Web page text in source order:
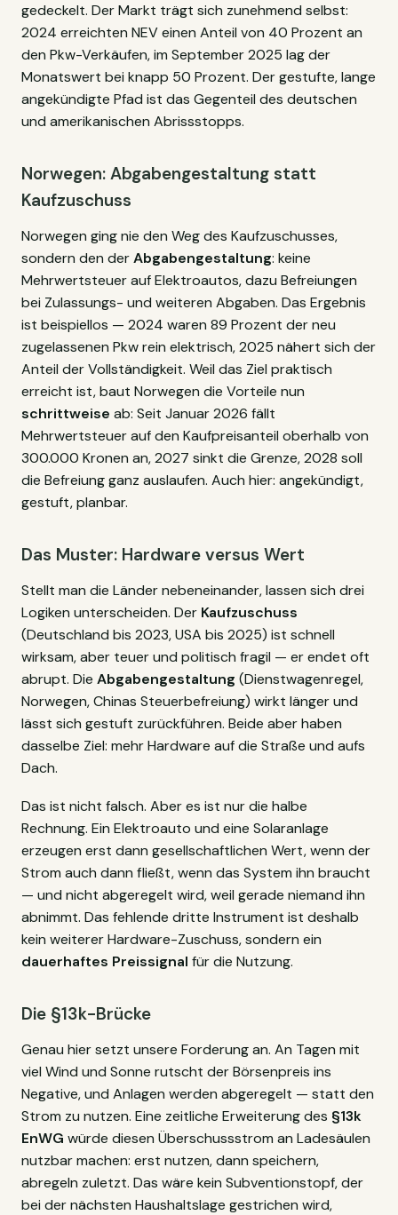
gedeckelt. Der Markt trägt sich zunehmend selbst:
2024 erreichten NEV einen Anteil von 40 Prozent an
den Pkw-Verkäufen, im September 2025 lag der
Monatswert bei knapp 50 Prozent. Der gestufte, lange
angekündigte Pfad ist das Gegenteil des deutschen
und amerikanischen Abrissstopps.
Norwegen: Abgabengestaltung statt
Kaufzuschuss
Norwegen ging nie den Weg des Kaufzuschusses,
sondern den derAbgabengestaltung: keine
Mehrwertsteuer auf Elektroautos, dazu Befreiungen
bei Zulassungs- und weiteren Abgaben. Das Ergebnis
ist beispiellos — 2024 waren 89 Prozent der neu
zugelassenen Pkw rein elektrisch, 2025 nähert sich der
Anteil der Vollständigkeit. Weil das Ziel praktisch
erreicht ist, baut Norwegen die Vorteile nun
schrittweise ab: Seit Januar 2026 fällt
Mehrwertsteuer auf den Kaufpreisanteil oberhalb von
300.000 Kronen an, 2027 sinkt die Grenze, 2028 soll
die Befreiung ganz auslaufen. Auch hier: angekündigt,
gestuft, planbar.
Das Muster: Hardware versus Wert
Stellt man die Länder nebeneinander, lassen sich drei
Logiken unterscheiden. Der Kaufzuschuss
(Deutschland bis 2023, USA bis 2025) ist schnell
wirksam, aber teuer und politisch fragil — er endet oft
abrupt. Die Abgabengestaltung (Dienstwagenregel,
Norwegen, Chinas Steuerbefreiung) wirkt länger und
lässt sich gestuft zurückführen. Beide aber haben
dasselbe Ziel: mehr Hardware auf die Straße und aufs
Dach.
Das ist nicht falsch. Aber es ist nur die halbe
Rechnung. Ein Elektroauto und eine Solaranlage
erzeugen erst dann gesellschaftlichen Wert, wenn der
Strom auch dann fließt, wenn das System ihn braucht
— und nicht abgeregelt wird, weil gerade niemand ihn
abnimmt. Das fehlende dritte Instrument ist deshalb
kein weiterer Hardware-Zuschuss, sondern ein
dauerhaftes Preissignal für die Nutzung.
Die §13k-Brücke
Genau hier setzt unsere Forderung an. An Tagen mit
viel Wind und Sonne rutscht der Börsenpreis ins
Negative, und Anlagen werden abgeregelt — statt den
Strom zu nutzen. Eine zeitliche Erweiterung des §13k
EnWG würde diesen Überschussstrom an Ladesäulen
nutzbar machen: erst nutzen, dann speichern,
abregeln zuletzt. Das wäre kein Subventionstopf, der
bei der nächsten Haushaltslage gestrichen wird,